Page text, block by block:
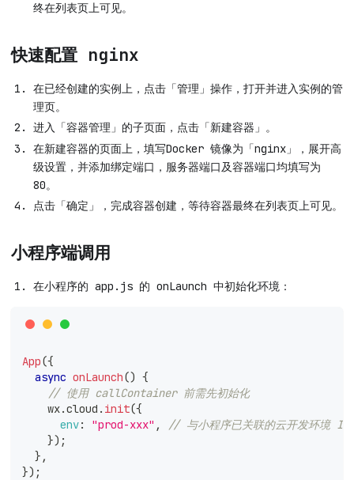
终在列表页上可见。
快速配置 nginx
在已经创建的实例上，点击「管理」操作，打开并进入实例的管
理页。
进入「容器管理」的子页面，点击「新建容器」。
在新建容器的页面上，填写Docker 镜像为「nginx」，展开高
级设置，并添加绑定端口，服务器端口及容器端口均填写为
80。
点击「确定」，完成容器创建，等待容器最终在列表页上可见。
小程序端调用
在小程序的 app.js 的 onLaunch 中初始化环境：
App({
async onLaunch() {
// 使用 callContainer 前需先初始化
    wx
.cloud . init({
env: "prod-xxx" ,
// 与小程序已关联的云开发环境
}) ;
} ,
}) ;